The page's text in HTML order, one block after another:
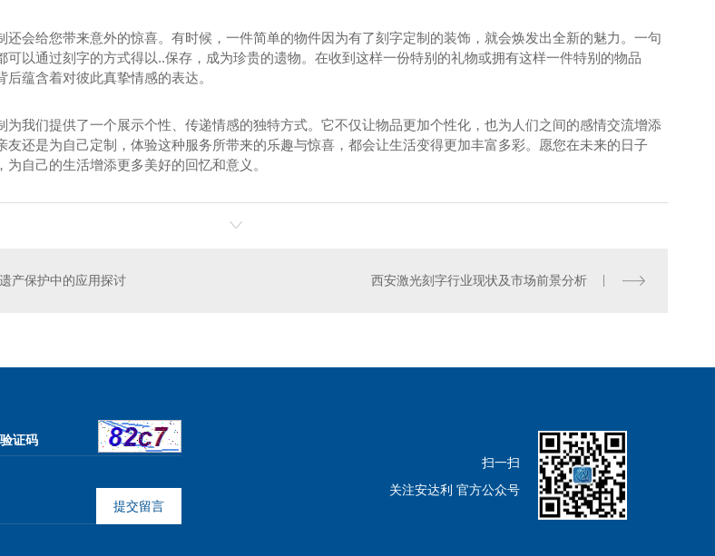
还会给您带来意外的惊喜。有时候，一件简单的物件因为有了刻字定制的装饰，就会焕发出全新的魅力。一句
可以通过刻字的方式得以..保存，成为珍贵的遗物。在收到这样一份特别的礼物或拥有这样一件特别的物品
蕴含着对彼此真挚情感的表达。
为我们提供了一个展示个性、传递情感的独特方式。它不仅让物品更加个性化，也为人们之间的感情交流增添
友还是为自己定制，体验这种服务所带来的乐趣与惊喜，都会让生活变得更加丰富多彩。愿您在未来的日子
自己的生活增添更多美好的回忆和意义。
产保护中的应用探讨 西安激光刻字行业现状及市场前景分析
提交留言
扫一扫
关注安达利 官方公众号